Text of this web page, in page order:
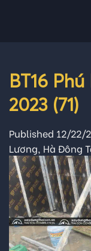
BT16
2023 (71)
Published 12/22/
Lương, Hà Đông